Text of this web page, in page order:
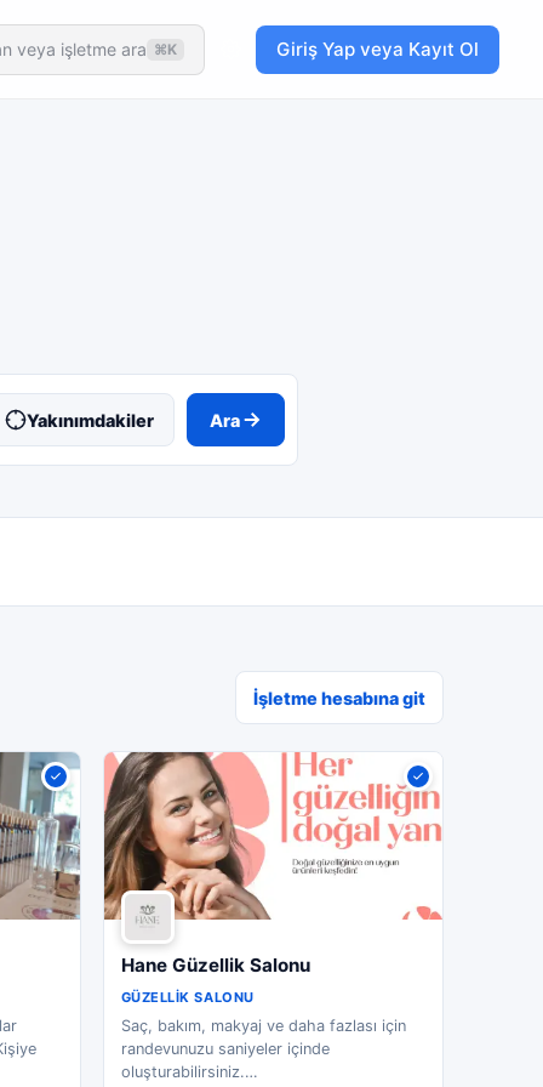
veya işletme ara ⌘K Giriş Yap veya Kayıt Ol
Yakınımdakiler Ara
İşletme hesabına git
Hane Güzellik Salonu
GÜZELLIK SALONU
Saç, bakım, makyaj ve daha fazlası için
randevunuzu saniyeler içinde
oluşturabilirsiniz.…